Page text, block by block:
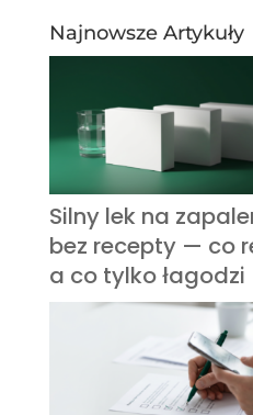
Najnowsze Artykuły
Silny lek na
bez recepty — co
a co tylko łagodzi